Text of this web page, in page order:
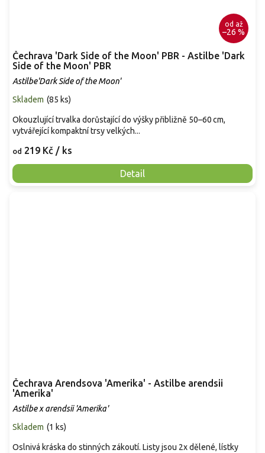
od až
–26 %
Čechrava 'Dark Side of the Moon' PBR - Astilbe 'Dark
Side of the Moon' PBR
Astilbe'Dark Side of the Moon'
Skladem (85 ks)
od 219 Kč / ks
Detail
Okouzlující trvalka dorůstající do výšky přibližně 50–60 cm,
vytvářející kompaktní trsy velkých...
Čechrava Arendsova 'Amerika' - Astilbe arendsii
'Amerika'
Astilbe x arendsii 'Amerika'
Skladem (1 ks)
Oslnivá kráska do stinných zákoutí. Listy jsou 2x dělené, lístky